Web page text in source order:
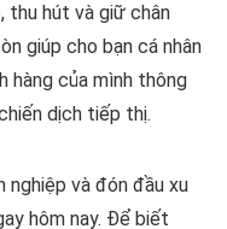
thu hút và giữ chân
giúp cho bạn cá nhân
hàng của mình thông
dịch tiếp thị.
nghiệp và đón đầu xu
hôm nay. Để biết